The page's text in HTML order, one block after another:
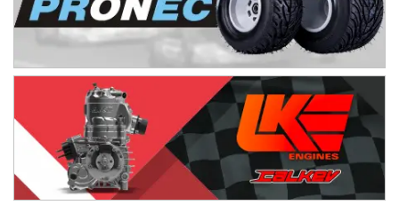
VICTORIENSE - F7
PATAGONICO - F6
Moto Club Reginense (Tierra)
Gral. E. Godoy (Río Negro)
CSK - F7
Juventud Unida (Tierra)
Humboldt (Santa Fe)